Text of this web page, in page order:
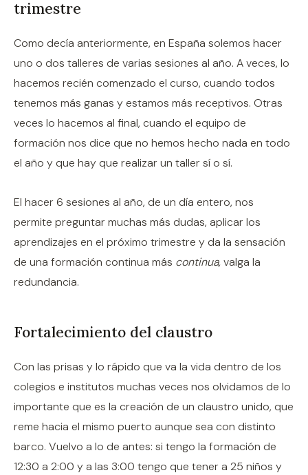
trimestre
Como decía anteriormente, en España solemos hacer
uno o dos talleres de varias sesiones al año. A veces, lo
hacemos recién comenzado el curso, cuando todos
tenemos más ganas y estamos más receptivos. Otras
veces lo hacemos al final, cuando el equipo de
formación nos dice que no hemos hecho nada en todo
el año y que hay que realizar un taller sí o sí.
El hacer 6 sesiones al año, de un día entero, nos
permite preguntar muchas más dudas, aplicar los
aprendizajes en el próximo trimestre y da la sensación
de una formación continua más continua,valga la
redundancia.
Fortalecimiento del claustro
Con las prisas y lo rápido que va la vida dentro de los
colegios e institutos muchas veces nos olvidamos de lo
importante que es la creación de un claustro unido, que
reme hacia el mismo puerto aunque sea con distinto
barco. Vuelvo a lo de antes: si tengo la formación de
12:30 a 2:00 y a las 3:00 tengo que tener a 25 niños y